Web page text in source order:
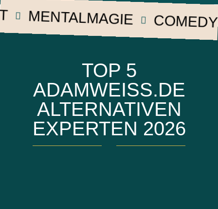
MENTALMAGIE COMEDY
TOP 5
ADAMWEISS.DE
ALTERNATIVEN
EXPERTEN 2026